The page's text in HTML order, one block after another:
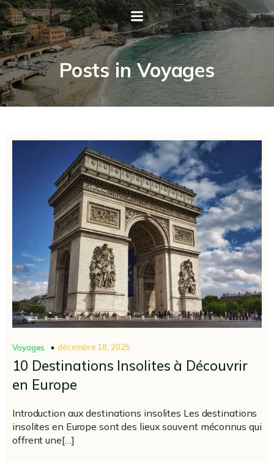
Posts in Voyages
Voyages décembre 18, 2025
10 Destinations Insolites à Découvrir
en Europe
Introduction aux destinations insolites Les destinations
insolites en Europe sont des lieux souvent méconnus qui
offrent une[…]